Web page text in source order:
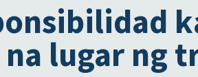
lugar ng